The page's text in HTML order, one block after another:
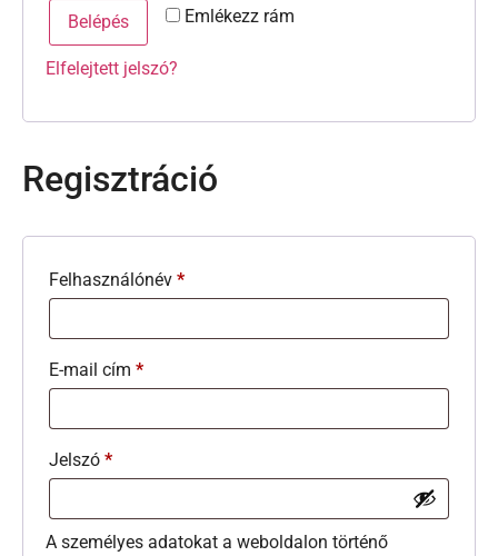
Emlékezz rám
Belépés
Elfelejtett jelszó?
Regisztráció
Felhasználónév *
E-mail cím *
Jelszó *
A személyes adatokat a weboldalon történő